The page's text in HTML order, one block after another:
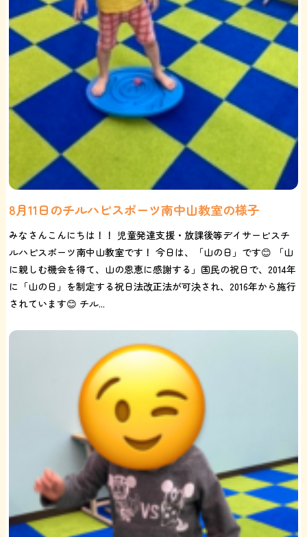
8月11日のチルハピスポーツ南中山教室の様子
みなさんこんにちは！！ 児童発達支援・放課後等デイサービスチ
ルハピスポーツ南中山教室です！ 今日は、「山の日」です😊 「山
に親しむ機会を得て、山の恩恵に感謝する」国民の祝日で、2014年
に「山の日」を制定する祝日法改正法が可決され、2016年から施行
されています😊 チル...